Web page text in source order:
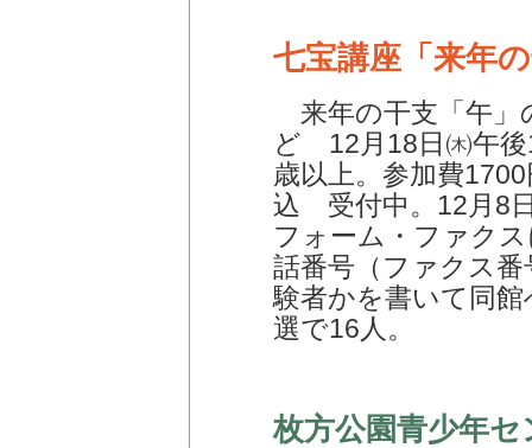
七宝講座「来年
来年の干支「午」
ど 12月18日㈭午後
歳以上。参加費
込 受付中。12月8
フォーム・ファク
話番号（ファクス
験者かを書いて同
選で16人。
枚方公園青少年セ